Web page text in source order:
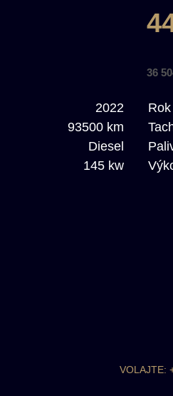
2022
93500 km
Diesel
145 kw
36
VOLAJTE: